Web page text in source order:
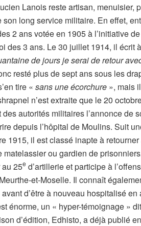
Lanois reste artisan, menuisier,
long service militaire. En effet,
2 ans votée en 1905 à l’initiative
des 3 ans. Le 30 juillet 1914, il écrit
de jours je serai de retour
resté plus de sept ans sous les
tire « sans une écorchure », mais
n’est extraite que le 20
autorités militaires l’annonce de
depuis l’hôpital de Moulins. Suit
1915, il est classé inapte à
matelassier ou gardien de
au 25e d’artillerie et participe à
et-Moselle. Il connaît
d’être à nouveau hospitalisé en
énorme, un « hyper-témoignage »
d’édition, Edhisto, a déjà publié